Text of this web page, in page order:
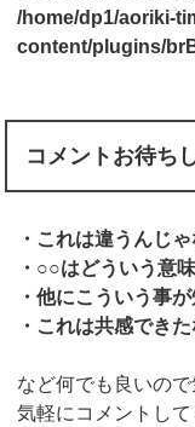
/home/dp1/aoriki-
content/plugins/
コメントお待ち
・これは違うんじ
・○○はどういう意
・他にこういう事が
・これは共感でき
など何でも良いの
気軽にコメントし